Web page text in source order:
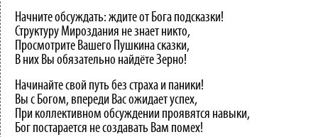
Начните обсуждать: ждите от Бога подсказки!
Структуру Мироздания не знает никто,
Просмотрите Вашего Пушкина сказки,
В них Вы обязательно найдёте Зерно!
Начинайте свой путь без страха и паники!
Вы с Богом, впереди Вас ожидает успех,
При коллективном обсуждении проявятся навыки,
Бог постарается не создавать Вам помех!